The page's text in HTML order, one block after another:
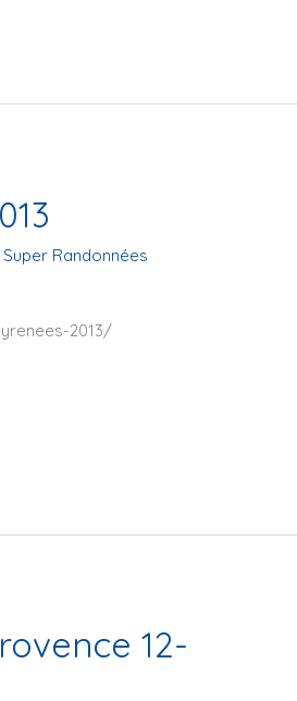
Super Randonnées
2013/
12-